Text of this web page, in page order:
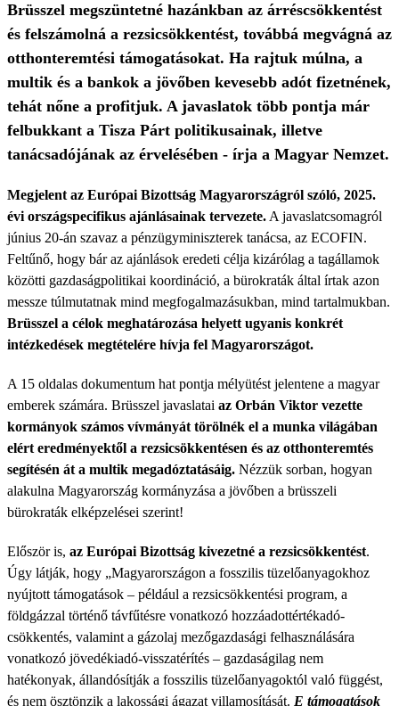
Brüsszel megszüntetné hazánkban az árréscsökkentést
és felszámolná a rezsicsökkentést, továbbá megvágná az
otthonteremtési támogatásokat. Ha rajtuk múlna, a
multik és a bankok a jövőben kevesebb adót fizetnének,
tehát nőne a profitjuk. A javaslatok több pontja már
felbukkant a Tisza Párt politikusainak, illetve
tanácsadójának az érvelésében - írja a Magyar Nemzet.
Megjelent az Európai Bizottság Magyarországról szóló, 2025.
évi országspecifikus ajánlásainak tervezete. A javaslatcsomagról
június 20-án szavaz a pénzügyminiszterek tanácsa, az ECOFIN.
Feltűnő, hogy bár az ajánlások eredeti célja kizárólag a tagállamok
közötti gazdaságpolitikai koordináció, a bürokraták által írtak azon
messze túlmutatnak mind megfogalmazásukban, mind tartalmukban.
Brüsszel a célok meghatározása helyett ugyanis konkrét
intézkedések megtételére hívja fel Magyarországot.
A 15 oldalas dokumentum hat pontja mélyütést jelentene a magyar
emberek számára. Brüsszel javaslatai az Orbán Viktor vezette
kormányok számos vívmányát törölnék el a munka világában
elért eredményektől a rezsicsökkentésen és az otthonteremtés
segítésén át a multik megadóztatásáig. Nézzük sorban, hogyan
alakulna Magyarország kormányzása a jövőben a brüsszeli
bürokraták elképzelései szerint!
Először is, az Európai Bizottság kivezetné a rezsicsökkentést.
Úgy látják, hogy „Magyarországon a fosszilis tüzelőanyagokhoz
nyújtott támogatások – például a rezsicsökkentési program, a
földgázzal történő távfűtésre vonatkozó hozzáadottértékadó-
csökkentés, valamint a gázolaj mezőgazdasági felhasználására
vonatkozó jövedékiadó-visszatérítés – gazdaságilag nem
hatékonyak, állandósítják a fosszilis tüzelőanyagoktól való függést,
és nem ösztönzik a lakossági ágazat villamosítását. E támogatások